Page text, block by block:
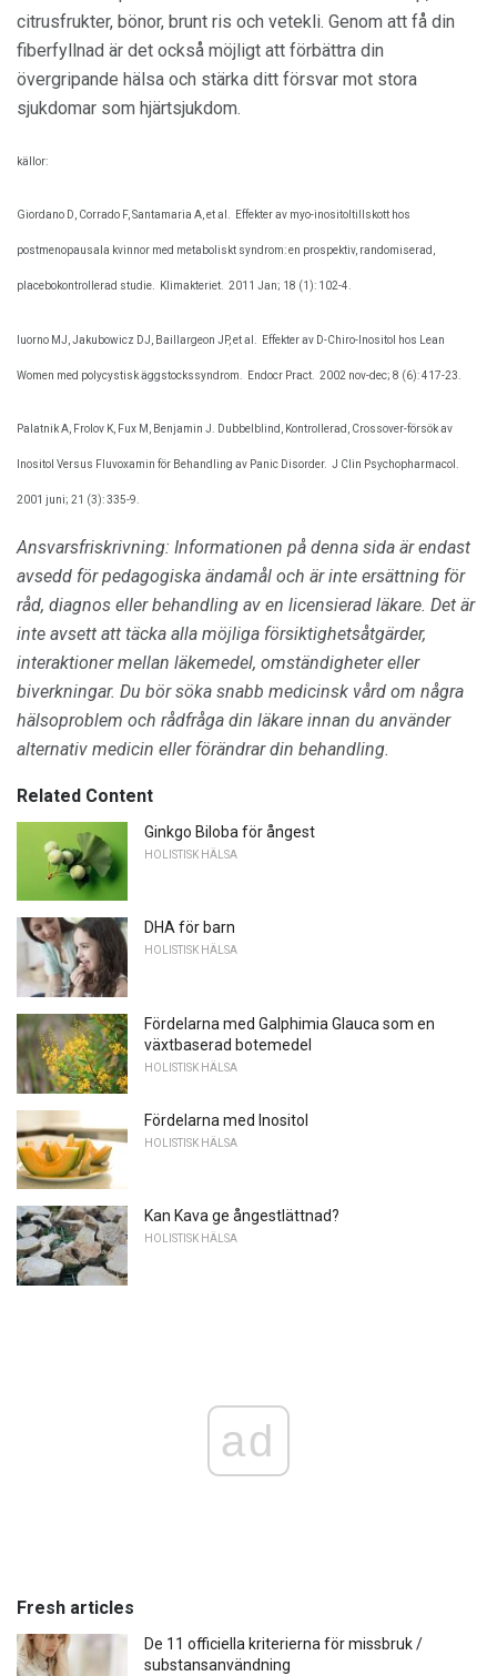
citrusfrukter, bönor, brunt ris och vetekli. Genom att få din
fiberfyllnad är det också möjligt att förbättra din
övergripande hälsa och stärka ditt försvar mot stora
sjukdomar som hjärtsjukdom.
källor:
Giordano D, Corrado F, Santamaria A, et al. Effekter av myo-inositoltillskott hos
postmenopausala kvinnor med metaboliskt syndrom: en prospektiv, randomiserad,
placebokontrollerad studie. Klimakteriet. 2011 Jan; 18 (1): 102-4.
Iuorno MJ, Jakubowicz DJ, Baillargeon JP, et al. Effekter av D-Chiro-Inositol hos Lean
Women med polycystisk äggstockssyndrom. Endocr Pract. 2002 nov-dec; 8 (6): 417-23.
Palatnik A, Frolov K, Fux M, Benjamin J. Dubbelblind, Kontrollerad, Crossover-försök av
Inositol Versus Fluvoxamin för Behandling av Panic Disorder. J Clin Psychopharmacol.
2001 juni; 21 (3): 335-9.
Ansvarsfriskrivning: Informationen på denna sida är endast
avsedd för pedagogiska ändamål och är inte ersättning för
råd, diagnos eller behandling av en licensierad läkare. Det är
inte avsett att täcka alla möjliga försiktighetsåtgärder,
interaktioner mellan läkemedel, omständigheter eller
biverkningar. Du bör söka snabb medicinsk vård om några
hälsoproblem och rådfråga din läkare innan du använder
alternativ medicin eller förändrar din behandling.
Related Content
Ginkgo Biloba för ångest
HOLISTISK HÄLSA
DHA för barn
HOLISTISK HÄLSA
Fördelarna med Galphimia Glauca som en
växtbaserad botemedel
HOLISTISK HÄLSA
Fördelarna med Inositol
HOLISTISK HÄLSA
Kan Kava ge ångestlättnad?
HOLISTISK HÄLSA
ad
Fresh articles
De 11 officiella kriterierna för missbruk /
substansanvändning